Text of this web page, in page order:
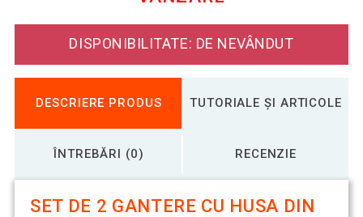
Set de 2 gantere cu înveliș din
neopren 5 kg MOVIT
DISPONIBILITATE: DE NEVÂNDUT
DESCRIERE PRODUS TUTORIALE ȘI ARTICOLE
ÎNTREBĂRI (0) RECENZIE
SET DE 2 GANTERE CU HUSA DIN